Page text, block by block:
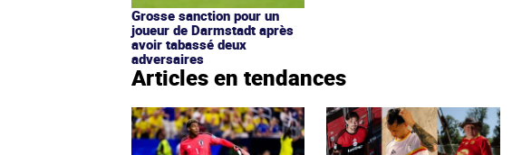
Grosse sanction pour un
joueur de Darmstadt après
avoir tabassé deux
adversaires
Articles en tendances